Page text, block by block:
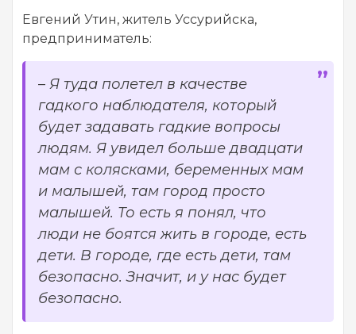
Евгений Утин, житель Уссурийска,
предприниматель:
– Я туда полетел в качестве
гадкого наблюдателя, который
будет задавать гадкие вопросы
людям. Я увидел больше двадцати
мам с колясками, беременных мам
и малышей, там город просто
малышей. То есть я понял, что
люди не боятся жить в городе, есть
дети. В городе, где есть дети, там
безопасно. Значит, и у нас будет
безопасно.